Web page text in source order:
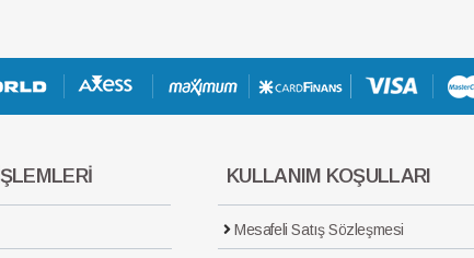
KULLANIM KOŞULLARI
Mesafeli Satış Sözleşmesi